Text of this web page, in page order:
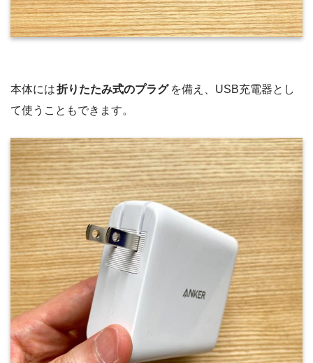
本体には折りたたみ式のプラグ を備え、USB充電器とし
て使うこともできます。